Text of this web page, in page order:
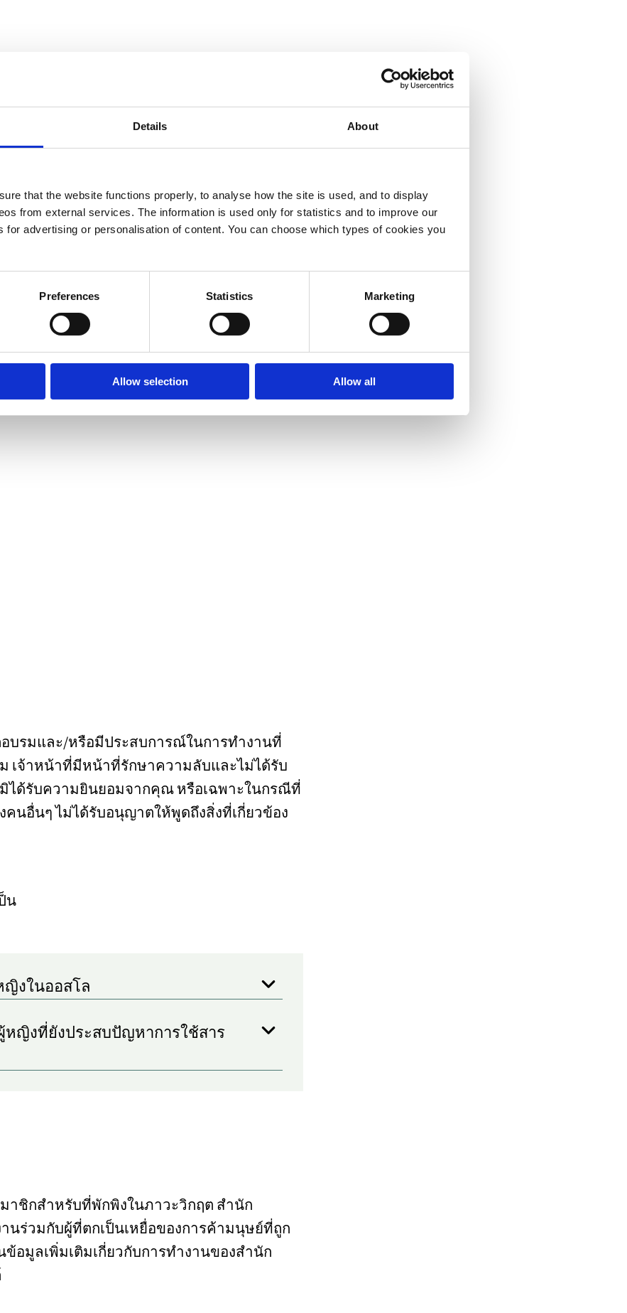
Details About
that the website functions properly, to analyse how the site is used, and to display
from external services. The information is used only for statistics and to improve our
for advertising or personalisation of content. You can choose which types of cookies you
Preferences Statistics Marketing
Allow selection Allow all
ะไม่ได้อยู่ที่นั่นก็ตาม
งหมายความว่าคุณไม่จําเป็นต้องเปิดเผยว่า
รงสามารถติดต่อเราได้เช่นกัน
นต้องอาศัยอยู่ในที่พักพิง
าวะวิกฤต:
บรมและ/หรือมีประสบการณ์ในการทำงานที่
เจ้าหน้าที่มีหน้าที่รักษาความลับและไม่ได้รับ
ได้รับความยินยอมจากคุณ หรือเฉพาะในกรณีที่
นอื่นๆ ไม่ได้รับอนุญาตให้พูดถึงสิ่งที่เกี่ยวข้อง
น
ญิงในออสโล
หญิงที่ยังประสบปัญหาการใช้สาร
าชิกสําหรับที่พักพิงในภาวะวิกฤต สํานัก
านร่วมกับผู้ที่ตกเป็นเหยื่อของการค้ามนุษย์ที่ถูก
อมูลเพิ่มเติมเกี่ยวกับการทำงานของสำนัก